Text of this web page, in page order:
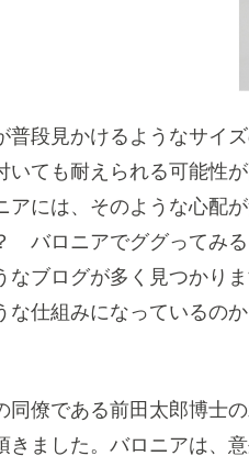
普段見かけるようなサイ
いても耐えられる可能性
アには、そのような心配
バロニアでググってみ
なブログが多く見つかり
な仕組みになっているの
同僚である前田太郎博士
きました。バロニアは、